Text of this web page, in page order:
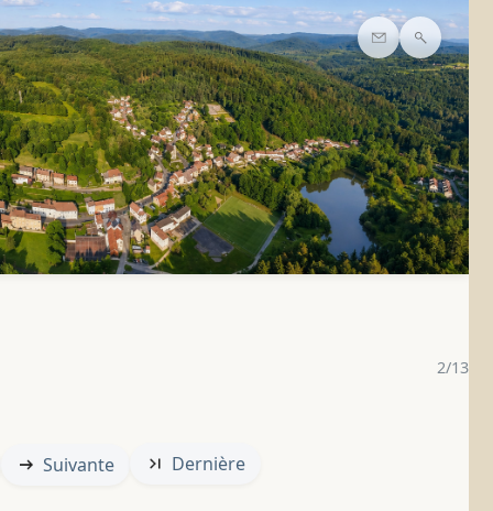
Contact
2/13
Suivante Dernière